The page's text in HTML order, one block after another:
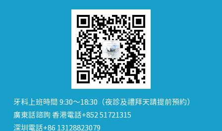
牙科上班時間 9:30～18:30（夜診及禮拜天請提前預約）
廣東話諮詢 香港電話+852 51721315
深圳電話+86 13128823079